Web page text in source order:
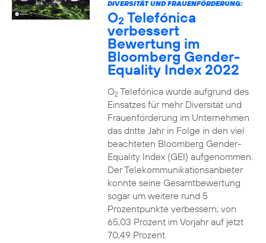
DIVERSITÄT UND FRAUENFÖRDERUNG:
O2 Telefónica
verbessert
Bewertung im
Bloomberg Gender-
Equality Index 2022
O2Telefónica wurde aufgrund des
Einsatzes für mehr Diversität und
Frauenförderung im Unternehmen
das dritte Jahr in Folge in den viel
beachteten Bloomberg Gender-
Equality Index (GEI) aufgenommen.
Der Telekommunikationsanbieter
konnte seine Gesamtbewertung
sogar um weitere rund 5
Prozentpunkte verbessern; von
65,03 Prozent im Vorjahr auf jetzt
70,49 Prozent.